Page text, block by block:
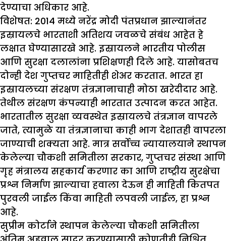
देण्याचा अधिकार आहे.
विशेषत: 2014 मध्ये नरेंद्र मोदी पंतप्रधान झाल्यानंतर
इस्रायलचे भारताशी अतिशय जवळचे संबंध आहेत हे
लक्षात घेण्यासारखे आहे. इस्रायलने भारतीय पोलीस
आणि सुरक्षा दलालांना प्रशिक्षणही दिले आहे. यासोबतच
दोन्ही देश गुप्तचर माहितीही शेअर करतात. भारत हा
इस्रायलच्या संरक्षण तंत्रज्ञानाचाही मोठा खरेदीदार आहे.
तेथील संरक्षण कंपन्याही भारतात उत्पादन करत आहेत.
भारतातील सुरक्षा व्यवस्थेत इस्रायलचे तंत्रज्ञान वापरले
जाते, त्यामुळे या तंत्रज्ञानाचा काही भाग देशातही वापरला
जाण्याची शक्यता आहे. मात्र सर्वोच्च न्यायालयाने स्थापन
केलेल्या चौकशी समितीला सरकार, गुप्तचर संस्था आणि
गृह मंत्रालय सहकार्य करणार का आणि राष्ट्रीय सुरक्षेचा
प्रश्न निर्माण झाल्याचा हवाला देऊन ही माहिती कितपत
पुरवली जाईल किंवा माहिती लपवली जाईल, हा प्रश्न
आहे.
सुप्रीम कोर्टाने स्थापन केलेल्या चौकशी समितीला